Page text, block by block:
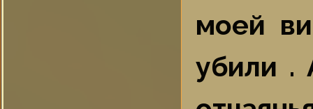
моей
убили .